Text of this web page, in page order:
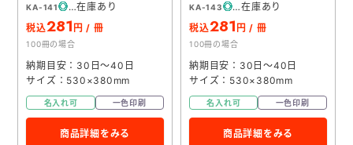
KA-141
在庫あり
税込281 円 / 冊
100冊の場合
納期目安：30日～40日
サイズ：530×380mm
名入れ可 一色印刷
商品詳細をみる
KA-143
在庫あり
税込281 円 / 冊
100冊の場合
納期目安：30日～40日
サイズ：530×380mm
名入れ可 一色印刷
商品詳細をみる